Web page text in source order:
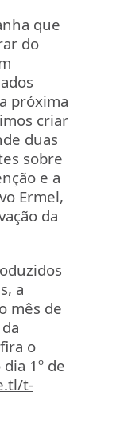
que
do
próxima
criar
duas
sobre
e a
Ermel,
da
a
mês de
o
1º de
t-